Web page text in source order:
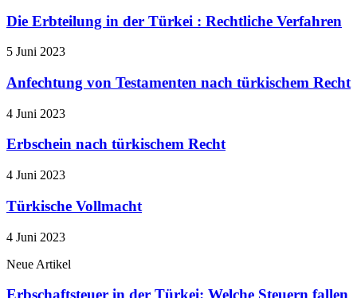
Die Erbteilung in der Türkei : Rechtliche Verfahren
5 Juni 2023
Anfechtung von Testamenten nach türkischem Recht
4 Juni 2023
Erbschein nach türkischem Recht
4 Juni 2023
Türkische Vollmacht
4 Juni 2023
Neue Artikel
Erbschaftsteuer in der Türkei: Welche Steuern fallen